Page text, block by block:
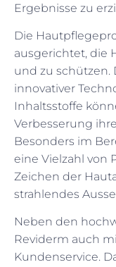
Ergebnisse zu
Die
ausgerichtet, die
und zu schützen.
innovativer
Inhaltsstoffe
Verbesserung
Besonders im
eine Vielzahl von
Zeichen der
strahlendes
Neben den
Reviderm auch
Kundenservice.